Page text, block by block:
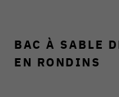
BAC À SABLE
EN RONDINS